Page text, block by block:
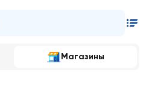
Магазины